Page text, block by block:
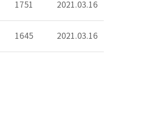
1751 2021.03.16
1645 2021.03.16